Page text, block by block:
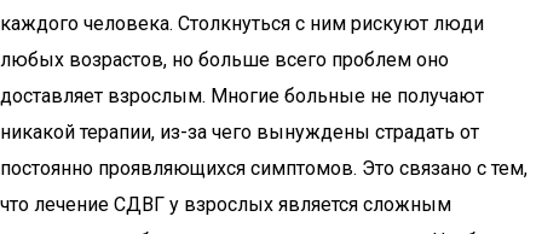
каждого человека. Столкнуться с ним рискуют люди
любых возрастов, но больше всего проблем оно
доставляет взрослым. Многие больные не получают
никакой терапии, из-за чего вынуждены страдать от
постоянно проявляющихся симптомов. Это связано с тем,
что лечение СДВГ у взрослых является сложным